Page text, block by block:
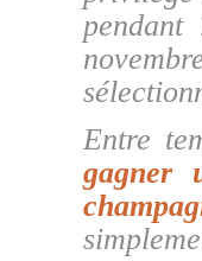
Entre
gagner